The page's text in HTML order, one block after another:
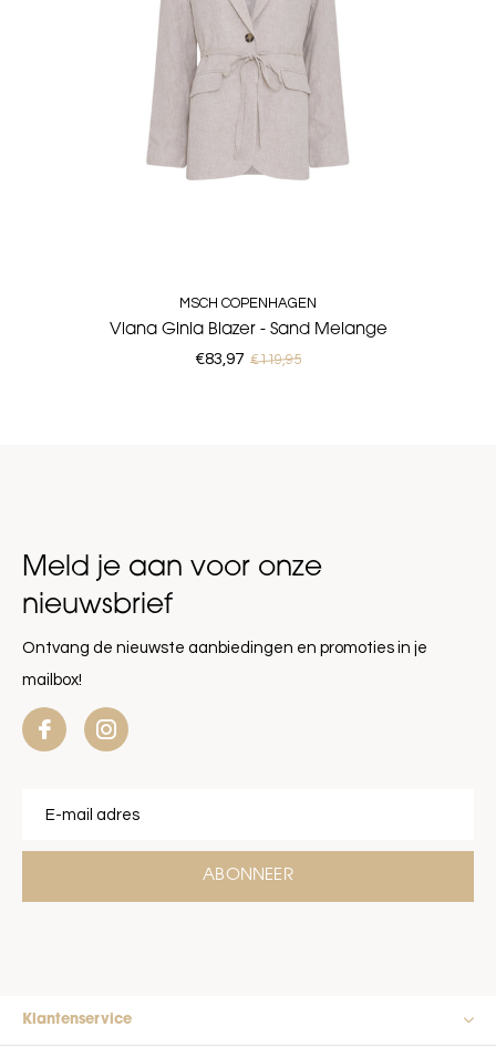
MSCH COPENHAGEN
Viana Ginia Blazer - Sand Melange
€83,97 €119,95
Meld je aan voor onze
nieuwsbrief
Ontvang de nieuwste aanbiedingen en promoties in je
mailbox!
ABONNEER
Klantenservice